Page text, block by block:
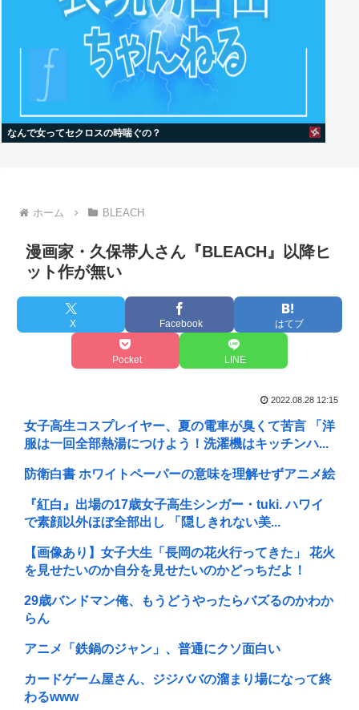
なんで女ってセクロスの時喘ぐの？
ホーム BLEACH
漫画家・久保帯人さん『BLEACH』以降ヒ
ット作が無い
X Facebook はてブ
Pocket LINE
2022.08.28 12:15
女子高生コスプレイヤー、夏の電車が臭くて苦言 「洋
服は一回全部熱湯につけよう！洗濯機はキッチンハ...
防衛白書 ホワイトペーパーの意味を理解せずアニメ絵
『紅白』出場の17歳女子高生シンガー・tuki. ハワイ
で素顔以外ほぼ全部出し 「隠しきれない美...
【画像あり】女子大生「長岡の花火行ってきた」 花火
を見せたいのか自分を見せたいのかどっちだよ！
29歳バンドマン俺、もうどうやったらバズるのかわか
らん
アニメ「鉄鍋のジャン」、普通にクソ面白い
カードゲーム屋さん、ジジババの溜まり場になって終
わるwww